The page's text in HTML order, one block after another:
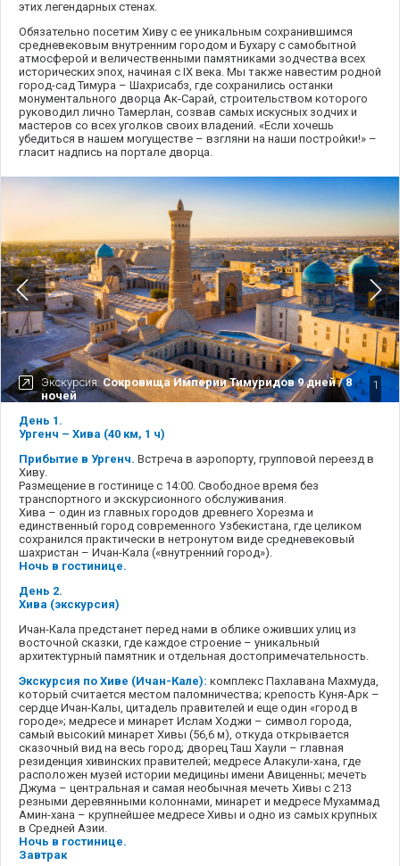
этих легендарных стенах.
Обязательно посетим Хиву с ее уникальным сохранившимся
средневековым внутренним городом и Бухару с самобытной
атмосферой и величественными памятниками зодчества всех
исторических эпох, начиная с IX века. Мы также навестим родной
город-сад Тимура – Шахрисабз, где сохранились останки
монументального дворца Ак-Сарай, строительством которого
руководил лично Тамерлан, созвав самых искусных зодчих и
мастеров со всех уголков своих владений. «Если хочешь
убедиться в нашем могуществе – взгляни на наши постройки!» –
гласит надпись на портале дворца.
Экскурсия: Сокровища Империи Тимуридов 9 дней / 8
ночей
1
День 1.
Ургенч – Хива (40 км, 1 ч)
Прибытие в Ургенч. Встреча в аэропорту, групповой переезд в
Хиву.
Размещение в гостинице с 14:00. Свободное время без
транспортного и экскурсионного обслуживания.
Хива – один из главных городов древнего Хорезма и
единственный город современного Узбекистана, где целиком
сохранился практически в нетронутом виде средневековый
шахристан – Ичан-Кала («внутренний город»).
Ночь в гостинице.
День 2.
Хива (экскурсия)
Ичан-Кала предстанет перед нами в облике оживших улиц из
восточной сказки, где каждое строение – уникальный
архитектурный памятник и отдельная достопримечательность.
Экскурсия по Хиве (Ичан-Кале): комплекс Пахлавана Махмуда,
который считается местом паломничества; крепость Куня-Арк –
сердце Ичан-Калы, цитадель правителей и еще один «город в
городе»; медресе и минарет Ислам Ходжи – символ города,
самый высокий минарет Хивы (56,6 м), откуда открывается
сказочный вид на весь город; дворец Таш Хаули – главная
резиденция хивинских правителей; медресе Алакули-хана, где
расположен музей истории медицины имени Авиценны; мечеть
Джума – центральная и самая необычная мечеть Хивы с 213
резными деревянными колоннами, минарет и медресе Мухаммад
Амин-хана – крупнейшее медресе Хивы и одно из самых крупных
в Средней Азии.
Ночь в гостинице.
Завтрак